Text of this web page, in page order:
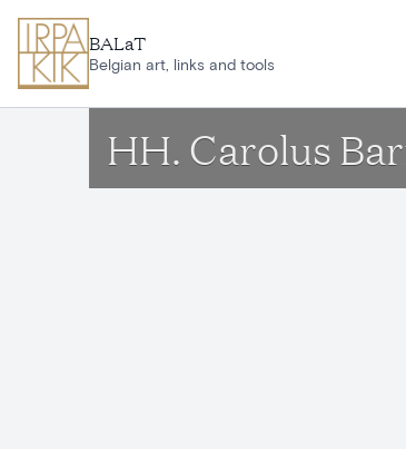
BALaT
Belgian art, links and tools
HH. Carolus